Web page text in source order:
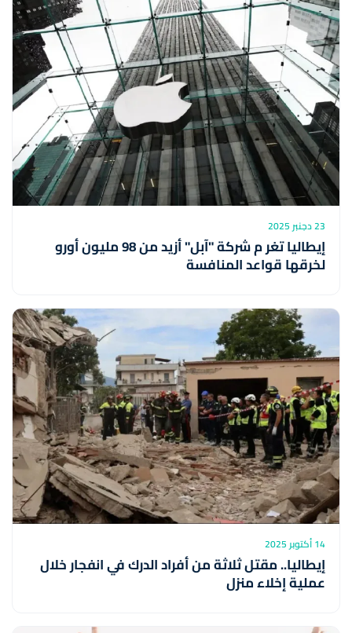
23 دجنبر 2025
إيطاليا تغر م شركة "آبل" أزيد من 98 مليون أورو
لخرقها قواعد المنافسة
14 أكتوبر 2025
إيطاليا.. مقتل ثلاثة من أفراد الدرك في انفجار خلال
عملية إخلاء منزل